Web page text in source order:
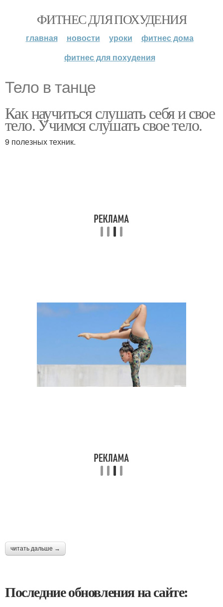
ФИТНЕС ДЛЯ ПОХУДЕНИЯ
главная новости уроки
фитнес дома
фитнес для похудения
Тело в танце
Как научиться слушать себя и свое
тело. Учимся слушать свое тело.
9 полезных техник.
читать дальше →
Последние обновления на сайте: